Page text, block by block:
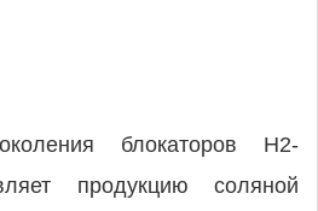
блокаторов Н2-
продукцию соляной